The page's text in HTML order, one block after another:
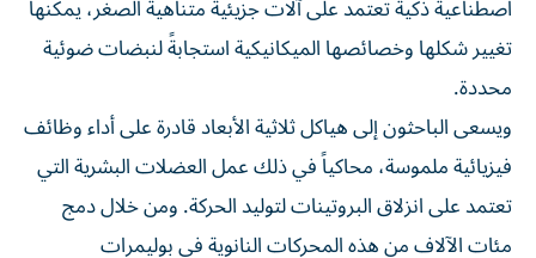
اصطناعية ذكية تعتمد على آلات جزيئية متناهية الصغر، يمكنها
تغيير شكلها وخصائصها الميكانيكية استجابةً لنبضات ضوئية
محددة.
ويسعى الباحثون إلى هياكل ثلاثية الأبعاد قادرة على أداء وظائف
فيزيائية ملموسة، محاكياً في ذلك عمل العضلات البشرية التي
تعتمد على انزلاق البروتينات لتوليد الحركة. ومن خلال دمج
مئات الآلاف من هذه المحركات النانوية في بوليمرات